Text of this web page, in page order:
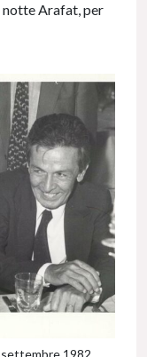
Arafat, per
settembre 1982